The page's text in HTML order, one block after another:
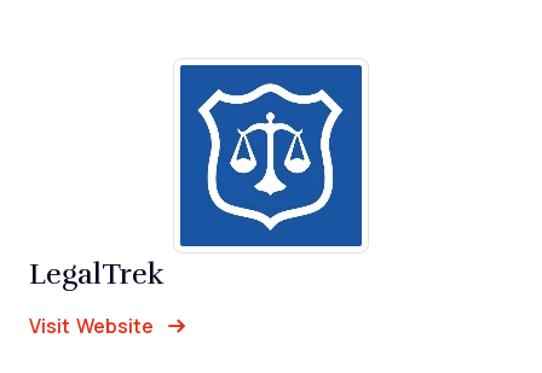
LegalTrek
Visit Website Opens New Window